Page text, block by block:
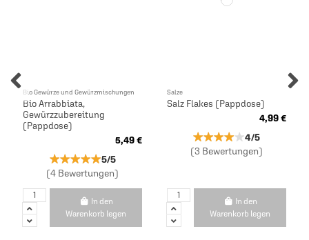
Bio Gewürze und Gewürzmischungen
Bio Arrabbiata,
Gewürzzubereitung
(Pappdose)
5,49 €
★★★★★
★★★★★5/5
(4 Bewertungen)
In den
Warenkorb legen
Salze
Salz Flakes (Pappdose)
4,99 €
★★★★★
★★★★★4/5
(3 Bewertungen)
In den
Warenkorb legen